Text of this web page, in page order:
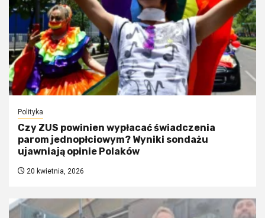
Polityka
Czy ZUS powinien wypłacać świadczenia
parom jednopłciowym? Wyniki sondażu
ujawniają opinie Polaków
20 kwietnia, 2026